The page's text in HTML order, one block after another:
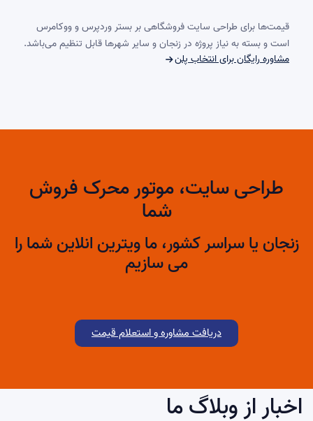
قیمت‌ها برای طراحی سایت فروشگاهی بر بستر وردپرس و ووکامرس
است و بسته به نیاز پروژه در زنجان و سایر شهرها قابل تنظیم می‌باشد.
مشاوره رایگان برای انتخاب پلن
طراحی سایت، موتور محرک فروش
شما
زنجان یا سراسر کشور، ما ویترین انلاین شما را
می سازیم
دریافت مشاوره و استعلام قیمت
اخبار از وبلاگ ما